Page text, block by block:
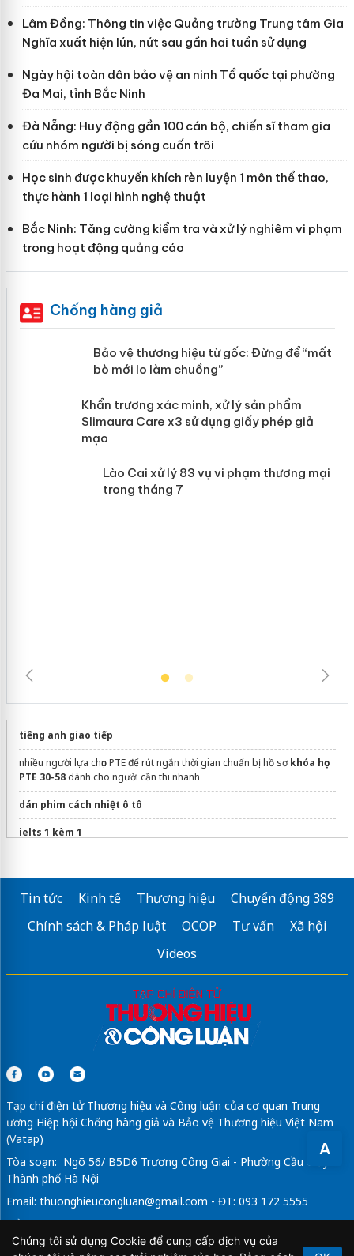
A
Lâm Đồng: Thông tin việc Quảng trường Trung tâm Gia
Nghĩa xuất hiện lún, nứt sau gần hai tuần sử dụng
Ngày hội toàn dân bảo vệ an ninh Tổ quốc tại phường
Đa Mai, tỉnh Bắc Ninh
Đà Nẵng: Huy động gần 100 cán bộ, chiến sĩ tham gia
cứu nhóm người bị sóng cuốn trôi
Học sinh được khuyến khích rèn luyện 1 môn thể thao,
thực hành 1 loại hình nghệ thuật
Bắc Ninh: Tăng cường kiểm tra và xử lý nghiêm vi phạm
trong hoạt động quảng cáo
Chống hàng giả
Bảo vệ thương hiệu từ gốc: Đừng để
“mất bò mới lo làm chuồng”
Slimaura Care x3 sử dụng giấy phép giả
mạo
tiếng anh giao tiếp
nhiều người lựa chọn PTE để rút ngắn thời gian chuẩn bị hồ sơkhóa học
PTE 30-58dành cho người cần thi nhanh
dán phim cách nhiệt ô tô
ielts 1 kèm 1
không?
Đoàn Thảo PTELIFE
Tin tức Kinh tế Thương hiệu
Chuyển động 389
Chính sách & Pháp luật
OCOP Tư vấn
Xã hội
Videos
Tạp chí điện tử Thương hiệu và Công luận của cơ quan Trung
ương Hiệp hội Chống hàng giả và Bảo vệ Thương hiệu Việt Nam
(Vatap)
Tòa soạn: Ngõ 56/ B5D6 Trương Công Giai - Phường Cầu Giấy -
Thành phố Hà Nội
Email: thuonghieucongluan@gmail.com - ĐT: 093 172 5555
Tổng Biên Tập: Vũ Đức Thuận
Giấy phép hoạt động báo chí điện tử số 64/GP-BTTTT do Bộ
Chúng tôi sử dụng Cookie để cung cấp dịch vụ của